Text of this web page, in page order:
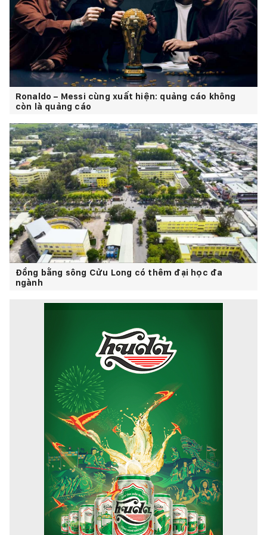
Ronaldo – Messi cùng xuất hiện: quảng cáo không
còn là quảng cáo
Đồng bằng sông Cửu Long có thêm đại học đa
ngành